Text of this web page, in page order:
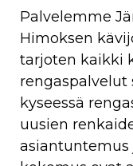
Palvelemme
Himoksen
tarjoten kaikki
rengaspalvelut
kyseessä
uusien